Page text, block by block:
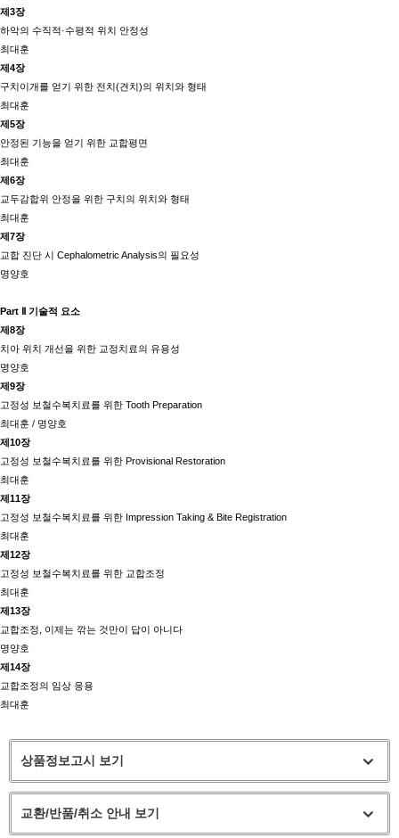
제3장
하악의 수직적·수평적 위치 안정성
최대훈
제4장
구치이개를 얻기 위한 전치(견치)의 위치와 형태
최대훈
제5장
안정된 기능을 얻기 위한 교합평면
최대훈
제6장
교두감합위 안정을 위한 구치의 위치와 형태
최대훈
제7장
교합 진단 시 Cephalometric Analysis의 필요성
명양호
Part Ⅱ 기술적 요소
제8장
치아 위치 개선을 위한 교정치료의 유용성
명양호
제9장
고정성 보철수복치료를 위한 Tooth Preparation
최대훈 / 명양호
제10장
고정성 보철수복치료를 위한 Provisional Restoration
최대훈
제11장
고정성 보철수복치료를 위한 Impression Taking & Bite Registration
최대훈
제12장
고정성 보철수복치료를 위한 교합조정
최대훈
제13장
교합조정, 이제는 깎는 것만이 답이 아니다
명양호
제14장
교합조정의 임상 응용
최대훈
상품정보고시 보기
교환/반품/취소 안내 보기